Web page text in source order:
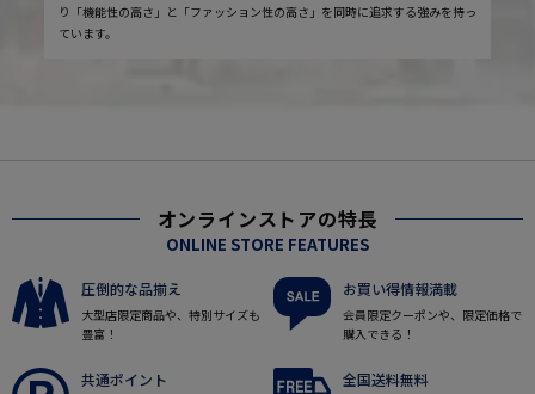
り「機能性の高さ」と「ファッション性の高さ」を同時に追求する強みを持っ
ています。
オンラインストアの特長
ONLINE STORE FEATURES
圧倒的な品揃え
大型店限定商品や、特別サイズも
豊富！
お買い得情報満載
会員限定クーポンや、限定価格で
購入できる！
共通ポイント 全国送料無料